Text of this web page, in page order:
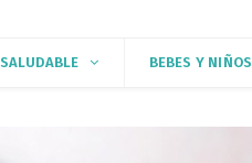
BEBES Y NIÑOS